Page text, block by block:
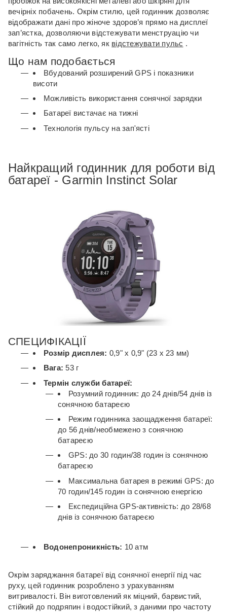
вечірніх побачень. Окрім стилю, цей годинник дозволяє
відображати дані про жіноче здоров’я прямо на дисплеї
зап’ястка, дозволяючи відстежувати менструацію чи
вагітність так само легко, як відстежувати пульс .
Що нам подобається
Вбудований розширений GPS і показники
висоти
Можливість використання сонячної зарядки
Батареї вистачає на тижні
Технологія пульсу на зап'ясті
Найкращий годинник для роботи від
батареї - Garmin Instinct Solar
СПЕЦИФІКАЦІЇ
Розмір дисплея: 0,9" x 0,9" (23 x 23 мм)
Вага: 53 г
Термін служби батареї:
Розумний годинник: до 24 днів/54 днів із
сонячною батареєю
Режим годинника заощадження батареї:
до 56 днів/необмежено з сонячною
батареєю
GPS: до 30 годин/38 годин із сонячною
батареєю
Максимальна батарея в режимі GPS: до
70 годин/145 годин із сонячною енергією
Експедиційна GPS-активність: до 28/68
днів із сонячною батареєю
Водонепроникність: 10 атм
Окрім заряджання батареї від сонячної енергії під час
руху, цей годинник розроблено з урахуванням
витривалості. Він виготовлений як міцний, барвистий,
стійкий до подряпин і водостійкий, з даними про частоту